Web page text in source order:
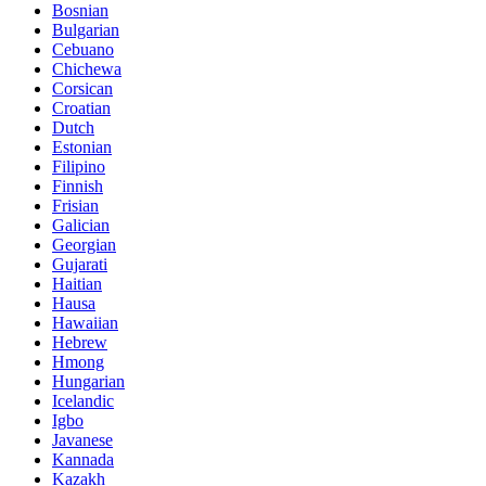
Bosnian
Bulgarian
Cebuano
Chichewa
Corsican
Croatian
Dutch
Estonian
Filipino
Finnish
Frisian
Galician
Georgian
Gujarati
Haitian
Hausa
Hawaiian
Hebrew
Hmong
Hungarian
Icelandic
Igbo
Javanese
Kannada
Kazakh